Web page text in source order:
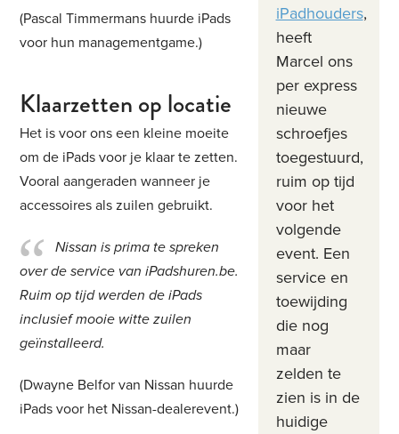
(Pascal Timmermans huurde iPads
voor hun managementgame.)
Klaarzetten op locatie
Het is voor ons een kleine moeite
om de iPads voor je klaar te zetten.
Vooral aangeraden wanneer je
accessoires als zuilen gebruikt.
Nissan is prima te spreken
over de service van iPadshuren.be.
Ruim op tijd werden de iPads
inclusief mooie witte zuilen
geïnstalleerd.
(Dwayne Belfor van Nissan huurde
iPads voor het Nissan-dealerevent.)
iPadhouders,
heeft
Marcel ons
per express
nieuwe
schroefjes
toegestuurd,
ruim op tijd
voor het
volgende
event. Een
service en
toewijding
die nog
maar
zelden te
zien is in de
huidige